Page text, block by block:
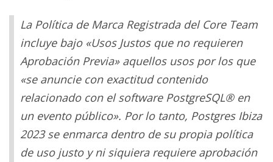
La Política de Marca Registrada del Core Team
incluye bajo «Usos Justos que no requieren
Aprobación Previa» aquellos usos por los que
«se anuncie con exactitud contenido
relacionado con el software PostgreSQL® en
un evento público». Por lo tanto, Postgres Ibiza
2023 se enmarca dentro de su propia política
de uso justo y ni siquiera requiere aprobación